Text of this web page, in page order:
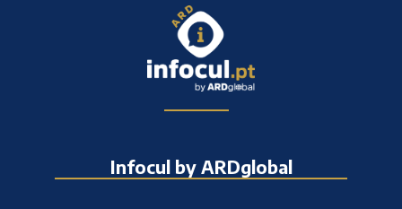
Infocul by ARDglobal